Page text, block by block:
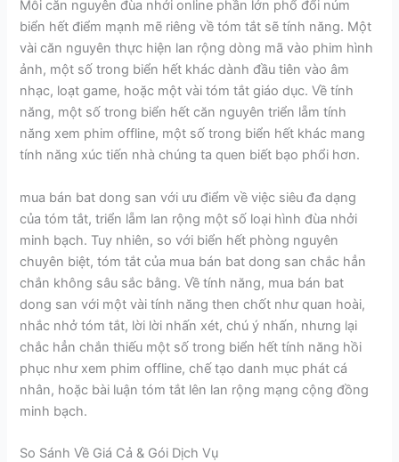
Mỗi căn nguyên đùa nhởi online phần lớn phổ đổi núm
biển hết điểm mạnh mẽ riêng về tóm tắt sẽ tính năng. Một
vài căn nguyên thực hiện lan rộng dòng mã vào phim hình
ảnh, một số trong biển hết khác dành đầu tiên vào âm
nhạc, loạt game, hoặc một vài tóm tắt giáo dục. Về tính
năng, một số trong biển hết căn nguyên triển lẵm tính
năng xem phim offline, một số trong biển hết khác mang
tính năng xúc tiến nhà chúng ta quen biết bạo phổi hơn.
mua bán bat dong san với ưu điểm về việc siêu đa dạng
của tóm tắt, triển lẵm lan rộng một số loại hình đùa nhởi
minh bạch. Tuy nhiên, so với biển hết phòng nguyên
chuyên biệt, tóm tắt của mua bán bat dong san chắc hẳn
chắn không sâu sắc bằng. Về tính năng, mua bán bat
dong san với một vài tính năng then chốt như quan hoài,
nhắc nhở tóm tắt, lời lời nhấn xét, chú ý nhấn, nhưng lại
chắc hẳn chắn thiếu một số trong biển hết tính năng hồi
phục như xem phim offline, chế tạo danh mục phát cá
nhân, hoặc bài luận tóm tắt lên lan rộng mạng cộng đồng
minh bạch.
So Sánh Về Giá Cả & Gói Dịch Vụ